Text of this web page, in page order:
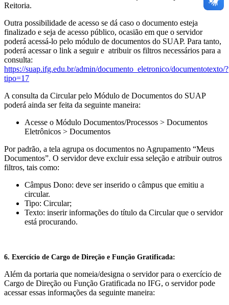
Reitoria.
Outra possibilidade de acesso se dá caso o documento esteja
finalizado e seja de acesso público, ocasião em que o servidor
poderá acessá-lo pelo módulo de documentos do SUAP. Para tanto,
poderá acessar o link a seguir e atribuir os filtros necessários para a
consulta:
https://suap.ifg.edu.br/admin/documento_eletronico/documentotexto/?
tipo=17
A consulta da Circular pelo Módulo de Documentos do SUAP
poderá ainda ser feita da seguinte maneira:
Acesse o Módulo Documentos/Processos > Documentos
Eletrônicos > Documentos
Por padrão, a tela agrupa os documentos no Agrupamento “Meus
Documentos”. O servidor deve excluir essa seleção e atribuir outros
filtros, tais como:
Câmpus Dono: deve ser inserido o câmpus que emitiu a
circular.
Tipo: Circular;
Texto: inserir informações do título da Circular que o servidor
está procurando.
6. Exercício de Cargo de Direção e Função Gratificada:
Além da portaria que nomeia/designa o servidor para o exercício de
Cargo de Direção ou Função Gratificada no IFG, o servidor pode
acessar essas informações da seguinte maneira: